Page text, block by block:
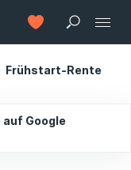
Frühstart-Rente
auf Google